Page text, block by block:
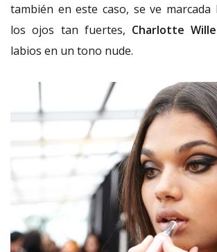
también en este caso, se ve marcada
los ojos tan fuertes, Charlotte
labios en un tono nude.